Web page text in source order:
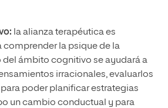
la alianza terapéutica es
comprender la psique de la
del ámbito cognitivo se ayudará a
irracionales, evaluarlos
poder planificar estrategias
un cambio conductual y para